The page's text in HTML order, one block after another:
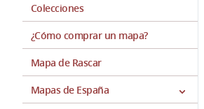
Colecciones
¿Cómo comprar un mapa?
Mapa de Rascar
Mapas de España